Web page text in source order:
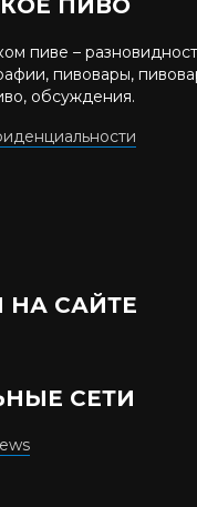
ПИВО
пиве –
пивовары,
обсуждения.
НА САЙТЕ
СЕТИ